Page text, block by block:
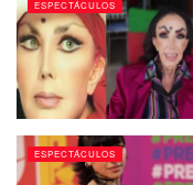
ESPECTÁCULOS
ESPECTÁCULOS